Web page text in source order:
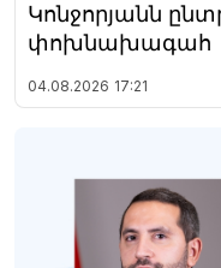
Կոնջորյանն
փոխնախագահ
04.08.2026 17:21